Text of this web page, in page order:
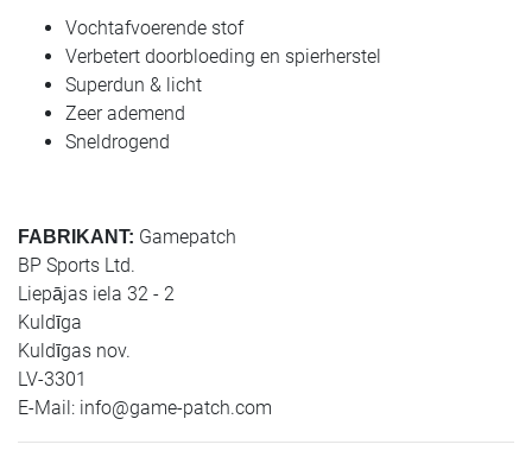
Vochtafvoerende stof
Verbetert doorbloeding en spierherstel
Superdun & licht
Zeer ademend
Sneldrogend
FABRIKANT: Gamepatch
BP Sports Ltd.
Liepājas iela 32 - 2
Kuldīga
Kuldīgas nov.
LV-3301
E-Mail: info@game-patch.com